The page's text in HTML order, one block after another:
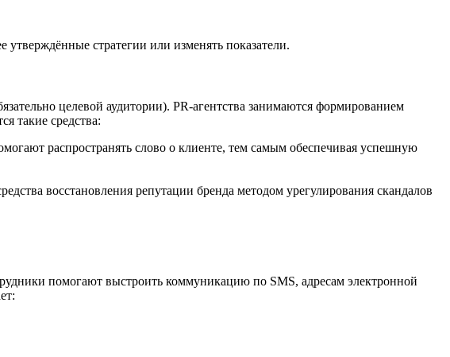
стратегии или изменять показатели.
целевой аудитории). PR-агентства занимаются формированием
такие средства:
распространять слово о клиенте, тем самым обеспечивая успешную
восстановления репутации бренда методом урегулирования скандалов
помогают выстроить коммуникацию по SMS, адресам электронной